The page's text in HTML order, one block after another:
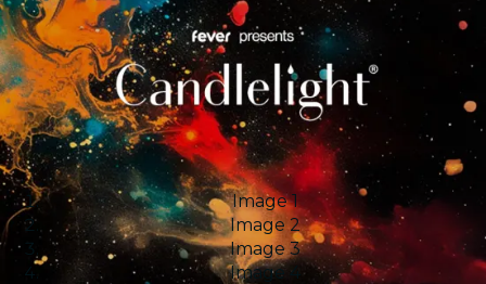
Image 1
Image 2
Image 3
Image 4